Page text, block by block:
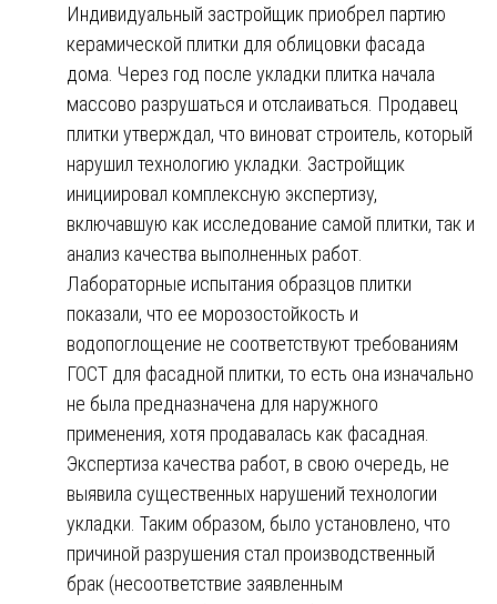
Индивидуальный застройщик приобрел партию
керамической плитки для облицовки фасада
дома. Через год после укладки плитка начала
массово разрушаться и отслаиваться. Продавец
плитки утверждал, что виноват строитель, который
нарушил технологию укладки. Застройщик
инициировал комплексную экспертизу,
включавшую как исследование самой плитки, так и
анализ качества выполненных работ.
Лабораторные испытания образцов плитки
показали, что ее морозостойкость и
водопоглощение не соответствуют требованиям
ГОСТ для фасадной плитки, то есть она изначально
не была предназначена для наружного
применения, хотя продавалась как фасадная.
Экспертиза качества работ, в свою очередь, не
выявила существенных нарушений технологии
укладки. Таким образом, было установлено, что
причиной разрушения стал производственный
брак (несоответствие заявленным